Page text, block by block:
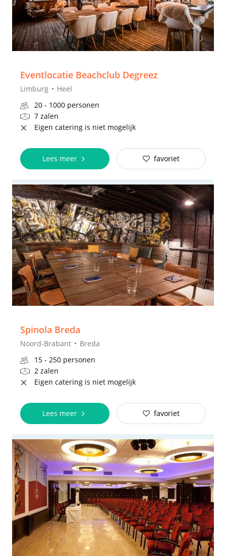
Eventlocatie Beachclub Degreez
Limburg
Heel
20 - 1000 personen
7 zalen
Eigen catering is niet mogelijk
Lees meer favoriet
Spinola Breda
Noord-Brabant
Breda
15 - 250 personen
2 zalen
Eigen catering is niet mogelijk
Lees meer favoriet